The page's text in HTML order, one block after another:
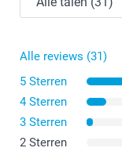
Alle reviews (31)
5 Sterren
4 Sterren
3 Sterren
2 Sterren